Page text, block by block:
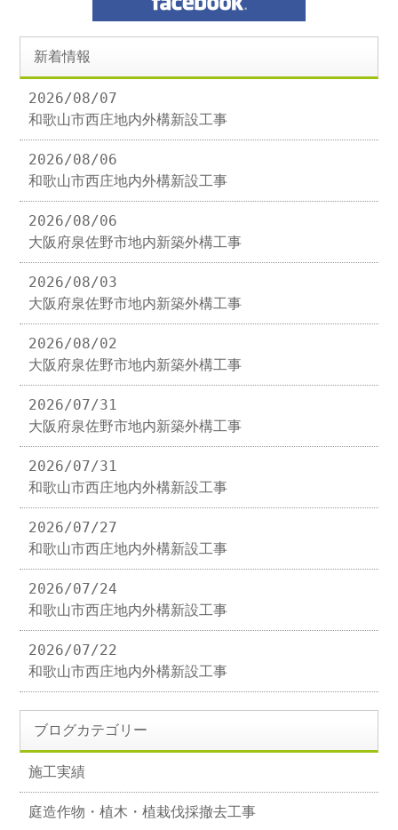
新着情報
2026/08/07
和歌山市西庄地内外構新設工事
2026/08/06
和歌山市西庄地内外構新設工事
2026/08/06
大阪府泉佐野市地内新築外構工事
2026/08/03
大阪府泉佐野市地内新築外構工事
2026/08/02
大阪府泉佐野市地内新築外構工事
2026/07/31
大阪府泉佐野市地内新築外構工事
2026/07/31
和歌山市西庄地内外構新設工事
2026/07/27
和歌山市西庄地内外構新設工事
2026/07/24
和歌山市西庄地内外構新設工事
2026/07/22
和歌山市西庄地内外構新設工事
ブログカテゴリー
施工実績
庭造作物・植木・植栽伐採撤去工事